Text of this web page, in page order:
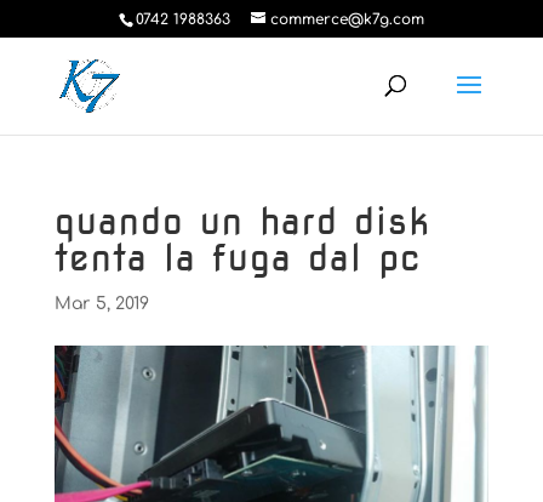
0742 1988363 commerce@k7g.com
quando un hard disk
tenta la fuga dal pc
Mar 5, 2019